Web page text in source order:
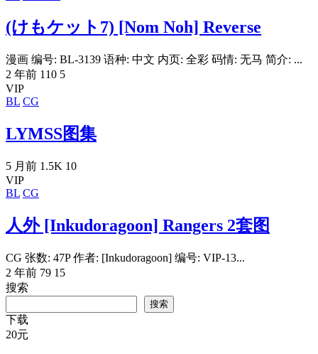
(けもケット7) [Nom Noh] Reverse
漫画 编号: BL-3139 语种: 中文 内页: 全彩 码情: 无马 简介: ...
2 年前 110 5
VIP
BL CG
LYMSS图集
5 月前 1.5K 10
VIP
BL CG
人外 [Inkudoragoon] Rangers 2套图
CG 张数: 47P 作者: [Inkudoragoon] 编号: VIP-13...
2 年前 79 15
搜索
搜索
下载
20元